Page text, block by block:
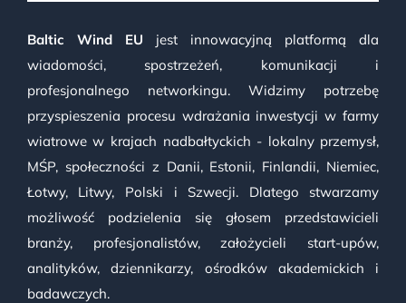
Baltic Wind EU jest innowacyjną platformą dla
wiadomości, spostrzeżeń, komunikacji i
profesjonalnego networkingu. Widzimy potrzebę
przyspieszenia procesu wdrażania inwestycji w farmy
wiatrowe w krajach nadbałtyckich - lokalny przemysł,
MŚP, społeczności z Danii, Estonii, Finlandii, Niemiec,
Łotwy, Litwy, Polski i Szwecji. Dlatego stwarzamy
możliwość podzielenia się głosem przedstawicieli
branży, profesjonalistów, założycieli start-upów,
analityków, dziennikarzy, ośrodków akademickich i
badawczych.